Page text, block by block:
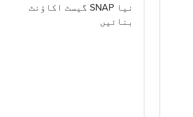
نیا SNAP گیسٹ اکاؤنٹ
بنائیں